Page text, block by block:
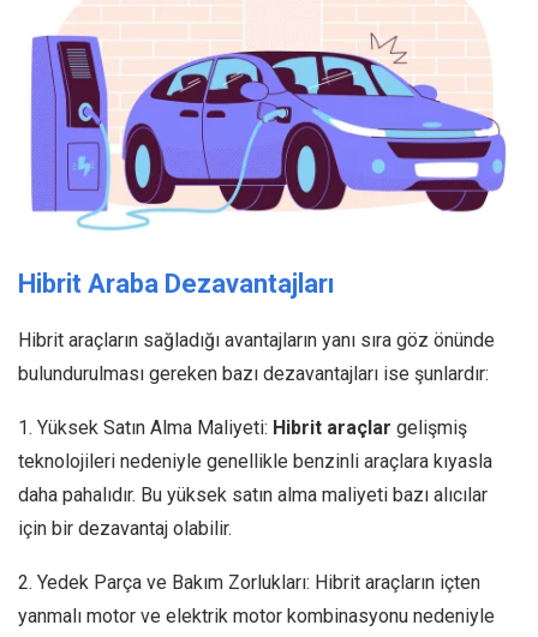
Hibrit Araba Dezavantajları
Hibrit araçların sağladığı avantajların yanı sıra göz önünde
bulundurulması gereken bazı dezavantajları ise şunlardır:
1. Yüksek Satın Alma Maliyeti: Hibrit araçlar gelişmiş
teknolojileri nedeniyle genellikle benzinli araçlara kıyasla
daha pahalıdır. Bu yüksek satın alma maliyeti bazı alıcılar
için bir dezavantaj olabilir.
2. Yedek Parça ve Bakım Zorlukları: Hibrit araçların içten
yanmalı motor ve elektrik motor kombinasyonu nedeniyle